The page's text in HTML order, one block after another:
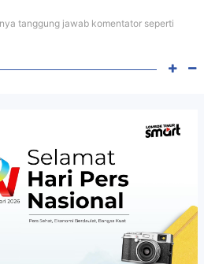
tanggung jawab komentator seperti